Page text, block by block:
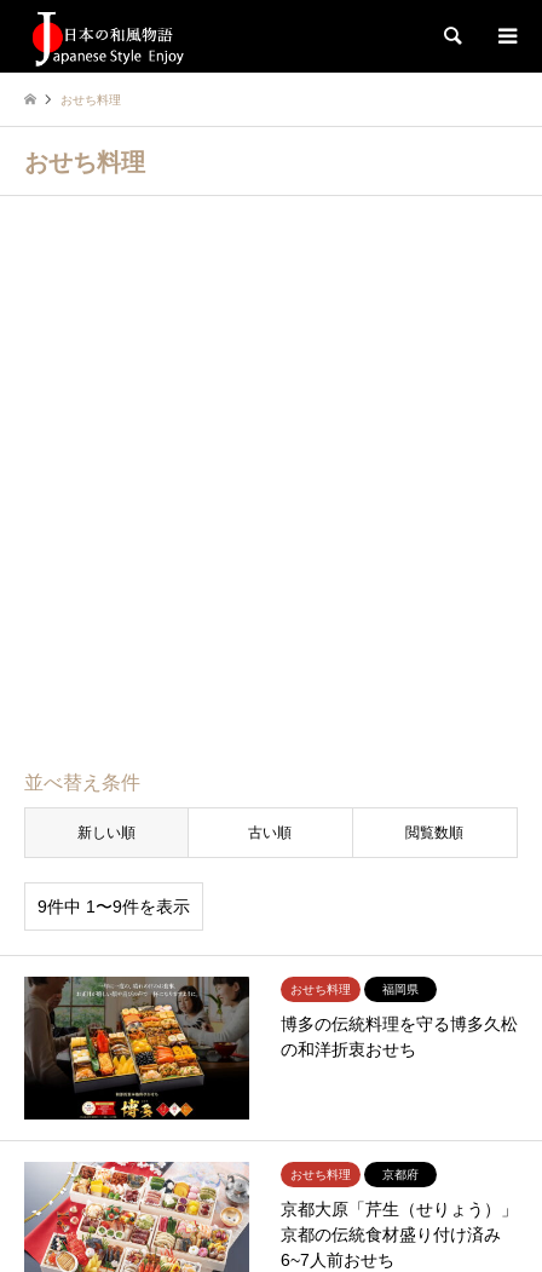
検索
おせち料理
おせち料理
並べ替え条件
新しい順 古い順 閲覧数順
9件中 1〜9件を表示
おせち料理 福岡県
博多の伝統料理を守る博多久松
の和洋折衷おせち
おせち料理 京都府
京都大原「芹生（せりょう）」
京都の伝統食材盛り付け済み
6~7人前おせち